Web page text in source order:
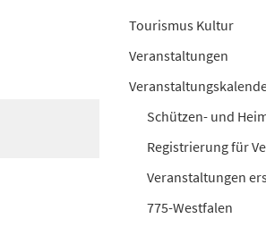
Tourismus Kultur
Veranstaltungen
Schützen- und
Registrierung für
Veranstaltungen
775-Westfalen